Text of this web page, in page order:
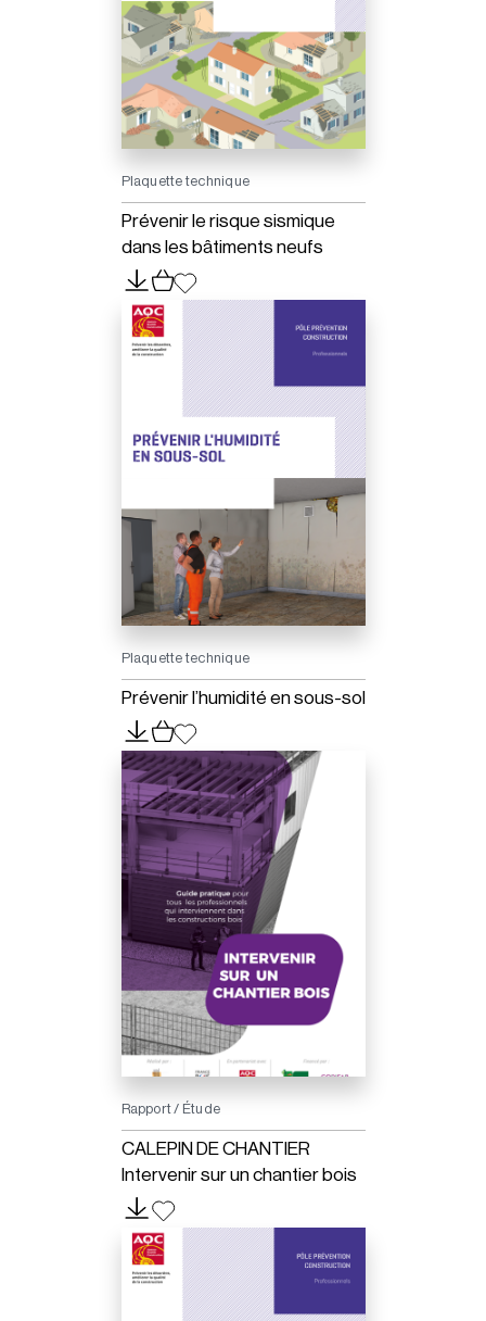
Plaquette technique
Prévenir le risque sismique
dans les bâtiments neufs
Plaquette technique
Prévenir l’humidité en sous-sol
Rapport / Étude
CALEPIN DE CHANTIER
Intervenir sur un chantier bois